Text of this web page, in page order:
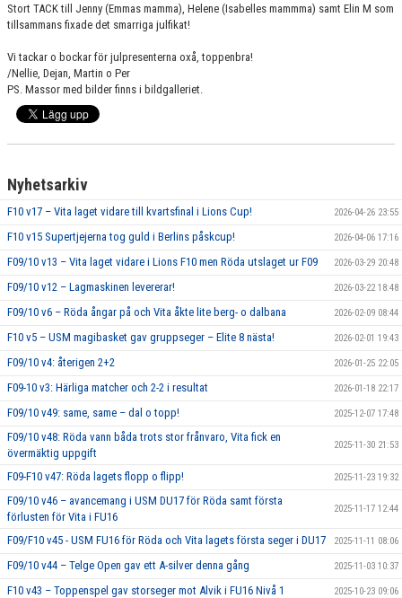
Stort TACK till Jenny (Emmas mamma), Helene (Isabelles mammma) samt Elin M som
tillsammans fixade det smarriga julfikat!
Vi tackar o bockar för julpresenterna oxå, toppenbra!
/Nellie, Dejan, Martin o Per
PS. Massor med bilder finns i bildgalleriet.
Nyhetsarkiv
F10 v17 – Vita laget vidare till kvartsfinal i Lions Cup! 2026-04-26 23:55
F10 v15 Supertjejerna tog guld i Berlins påskcup! 2026-04-06 17:16
F09/10 v13 – Vita laget vidare i Lions F10 men Röda utslaget ur F09 2026-03-29 20:48
F09/10 v12 – Lagmaskinen levererar! 2026-03-22 18:48
F09/10 v6 – Röda ångar på och Vita åkte lite berg- o dalbana 2026-02-09 08:44
F10 v5 – USM magibasket gav gruppseger – Elite 8 nästa! 2026-02-01 19:43
F09/10 v4: återigen 2+2 2026-01-25 22:05
F09-10 v3: Härliga matcher och 2-2 i resultat 2026-01-18 22:17
F09/10 v49: same, same – dal o topp! 2025-12-07 17:48
F09/10 v48: Röda vann båda trots stor frånvaro, Vita fick en
övermäktig uppgift
2025-11-30 21:53
F09-F10 v47: Röda lagets flopp o flipp! 2025-11-23 19:32
F09/10 v46 – avancemang i USM DU17 för Röda samt första
förlusten för Vita i FU16
2025-11-17 12:44
F09/F10 v45 - USM FU16 för Röda och Vita lagets första seger i DU17 2025-11-11 08:06
F09/10 v44 – Telge Open gav ett A-silver denna gång 2025-11-03 10:37
F10 v43 – Toppenspel gav storseger mot Alvik i FU16 Nivå 1 2025-10-23 09:06